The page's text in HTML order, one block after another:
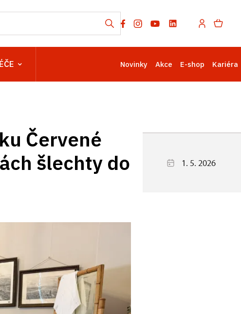
Novinky Akce E-shop Kariéra
Červené
šlechty do
1. 5. 2026